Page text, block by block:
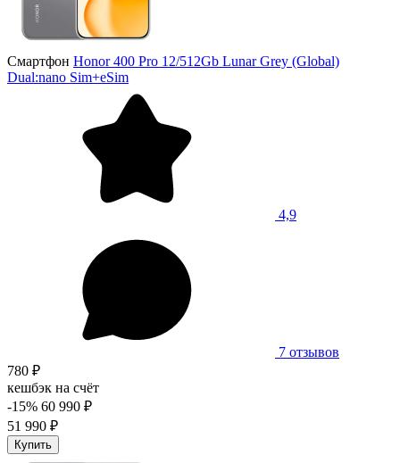
Смартфон Honor 400 Pro 12/512Gb Lunar Grey (Global)
Dual:nano Sim+eSim
4,9
7 отзывов
780 ₽
кешбэк на счёт
-15% 60 990 ₽
51 990 ₽
Купить